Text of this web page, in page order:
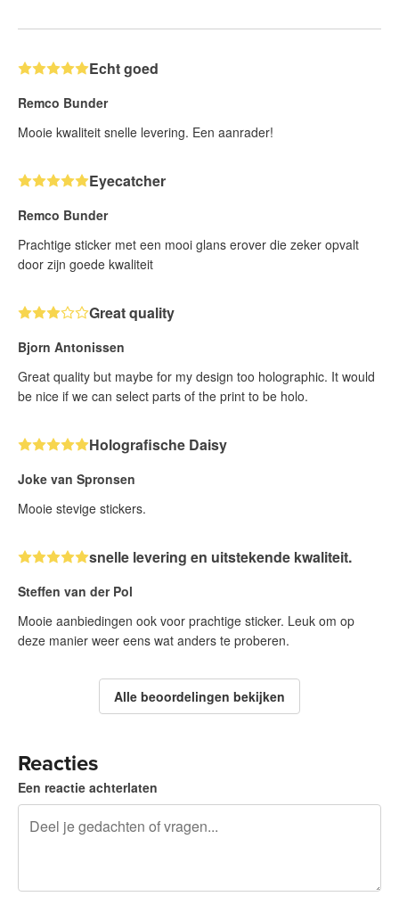
Echt goed
Remco Bunder
Mooie kwaliteit snelle levering. Een aanrader!
Eyecatcher
Remco Bunder
Prachtige sticker met een mooi glans erover die zeker opvalt
door zijn goede kwaliteit
Great quality
Bjorn Antonissen
Great quality but maybe for my design too holographic. It would
be nice if we can select parts of the print to be holo.
Holografische Daisy
Joke van Spronsen
Mooie stevige stickers.
snelle levering en uitstekende kwaliteit.
Steffen van der Pol
Mooie aanbiedingen ook voor prachtige sticker. Leuk om op
deze manier weer eens wat anders te proberen.
Alle beoordelingen bekijken
Reacties
Een reactie achterlaten